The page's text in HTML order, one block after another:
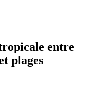
entre
plages